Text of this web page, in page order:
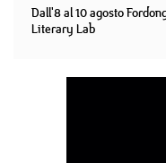
Dall'8 al 10 agosto
Literary Lab